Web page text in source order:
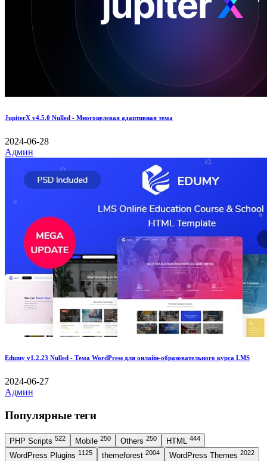
JupiterX v4.5.0 Nulled - Многоцелевая адаптивная тема
2024-06-28
Админ
Edumy v1.2.23 Nulled - Тема WordPress для онлайн-образовательного курса LMS
2024-06-27
Админ
Популярные теги
PHP Scripts 522 Mobile 250 Others 250 HTML 444
WordPress Plugins 1125 themeforest 2004 WordPress Themes 2022